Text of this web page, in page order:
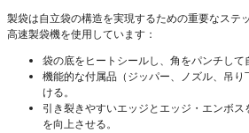
製袋は自立袋の構造を実現するための重要なステ
高速製袋機を使用しています：
袋の底をヒートシールし、角をパンチして
機能的な付属品（ジッパー、ノズル、吊
ける。
引き裂きやすいエッジとエッジ・エンボ
を向上させる。